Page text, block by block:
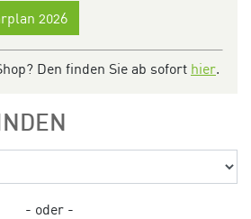
2026
Den finden Sie ab sofort hier.
- oder -